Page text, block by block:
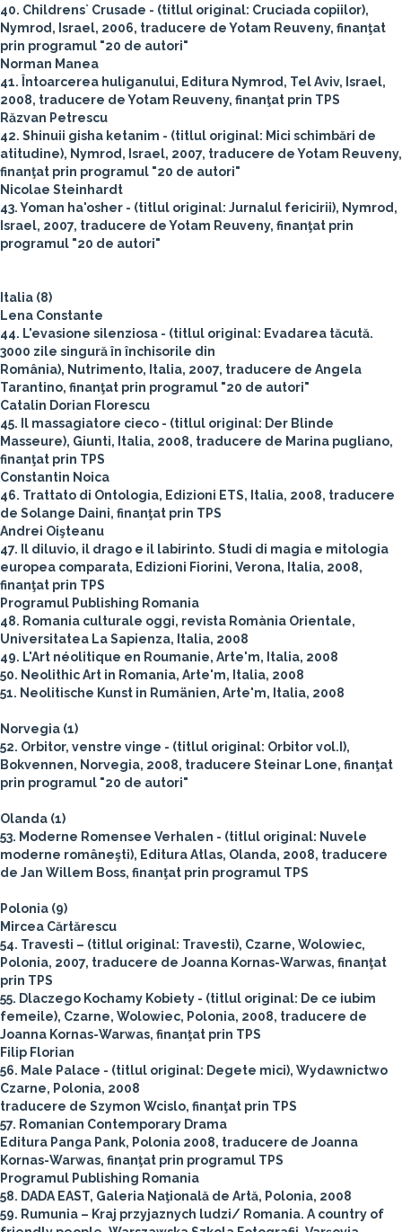
40. Childrens` Crusade - (titlul original: Cruciada copiilor),
Nymrod, Israel, 2006, traducere de Yotam Reuveny, finanţat
prin programul "20 de autori"
Norman Manea
41. Întoarcerea huliganului, Editura Nymrod, Tel Aviv, Israel,
2008, traducere de Yotam Reuveny, finanţat prin TPS
Răzvan Petrescu
42. Shinuii gisha ketanim - (titlul original: Mici schimbări de
atitudine), Nymrod, Israel, 2007, traducere de Yotam Reuveny,
finanţat prin programul "20 de autori"
Nicolae Steinhardt
43. Yoman ha'osher - (titlul original: Jurnalul fericirii), Nymrod,
Israel, 2007, traducere de Yotam Reuveny, finanţat prin
programul "20 de autori"
Italia (8)
Lena Constante
44. L'evasione silenziosa - (titlul original: Evadarea tăcută.
3000 zile singură în închisorile din
România), Nutrimento, Italia, 2007, traducere de Angela
Tarantino, finanţat prin programul "20 de autori"
Catalin Dorian Florescu
45. Il massagiatore cieco - (titlul original: Der Blinde
Masseure), Giunti, Italia, 2008, traducere de Marina pugliano,
finanţat prin TPS
Constantin Noica
46. Trattato di Ontologia, Edizioni ETS, Italia, 2008, traducere
de Solange Daini, finanţat prin TPS
Andrei Oişteanu
47. Il diluvio, il drago e il labirinto. Studi di magia e mitologia
europea comparata, Edizioni Fiorini, Verona, Italia, 2008,
finanţat prin TPS
Programul Publishing Romania
48. Romania culturale oggi, revista Romània Orientale,
Universitatea La Sapienza, Italia, 2008
49. L'Art néolitique en Roumanie, Arte'm, Italia, 2008
50. Neolithic Art in Romania, Arte'm, Italia, 2008
51. Neolitische Kunst in Rumänien, Arte'm, Italia, 2008
Norvegia (1)
52. Orbitor, venstre vinge - (titlul original: Orbitor vol.I),
Bokvennen, Norvegia, 2008, traducere Steinar Lone, finanţat
prin programul "20 de autori"
Olanda (1)
53. Moderne Romensee Verhalen - (titlul original: Nuvele
moderne româneşti), Editura Atlas, Olanda, 2008, traducere
de Jan Willem Boss, finanţat prin programul TPS
Polonia (9)
Mircea Cărtărescu
54. Travesti – (titlul original: Travesti), Czarne, Wolowiec,
Polonia, 2007, traducere de Joanna Kornas-Warwas, finanţat
prin TPS
55. Dlaczego Kochamy Kobiety - (titlul original: De ce iubim
femeile), Czarne, Wolowiec, Polonia, 2008, traducere de
Joanna Kornas-Warwas, finanţat prin TPS
Filip Florian
56. Male Palace - (titlul original: Degete mici), Wydawnictwo
Czarne, Polonia, 2008
traducere de Szymon Wcislo, finanţat prin TPS
57. Romanian Contemporary Drama
Editura Panga Pank, Polonia 2008, traducere de Joanna
Kornas-Warwas, finanţat prin programul TPS
Programul Publishing Romania
58. DADA EAST, Galeria Naţională de Artă, Polonia, 2008
59. Rumunia – Kraj przyjaznych ludzi/ Romania. A country of